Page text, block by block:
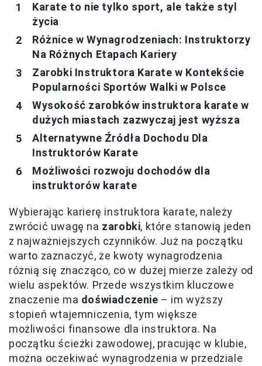
Karate to nie tylko sport, ale także styl
życia
Różnice w Wynagrodzeniach: Instruktorzy
Na Różnych Etapach Kariery
Zarobki Instruktora Karate w Kontekście
Popularności Sportów Walki w Polsce
Wysokość zarobków instruktora karate w
dużych miastach zazwyczaj jest wyższa
Alternatywne Źródła Dochodu Dla
Instruktorów Karate
Możliwości rozwoju dochodów dla
instruktorów karate
Wybierając karierę instruktora karate, należy
zwrócić uwagę na zarobki, które stanowią jeden
z najważniejszych czynników. Już na początku
warto zaznaczyć, że kwoty wynagrodzenia
różnią się znacząco, co w dużej mierze zależy od
wielu aspektów. Przede wszystkim kluczowe
znaczenie ma doświadczenie – im wyższy
stopień wtajemniczenia, tym większe
możliwości finansowe dla instruktora. Na
początku ścieżki zawodowej, pracując w klubie,
można oczekiwać wynagrodzenia w przedziale